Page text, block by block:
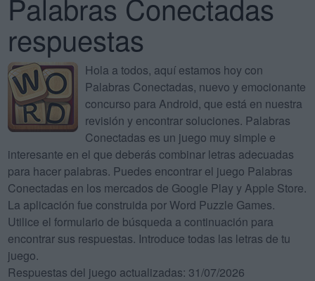
respuestas
Hola a todos, aquí estamos hoy con
Palabras Conectadas, nuevo y emocionante
concurso para Android, que está en nuestra
revisión y encontrar soluciones. Palabras
Conectadas es un juego muy simple e
interesante en el que deberás combinar letras adecuadas
para hacer palabras. Puedes encontrar el juego Palabras
Conectadas en los mercados de Google Play y Apple Store.
La aplicación fue construida por Word Puzzle Games.
Utilice el formulario de búsqueda a continuación para
encontrar sus respuestas. Introduce todas las letras de tu
juego.
Respuestas del juego actualizadas: 31/07/2026